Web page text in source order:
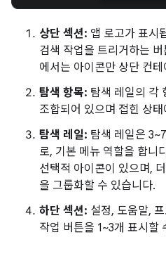
상단 섹션: 앱 로고가 표시
검색 작업을 트리거하는
에서는 아이콘만 상단 컨
탐색 항목: 탐색 레일의 각
조합되어 있으며 접힌 상
탐색 레일: 탐색 레일은
로, 기본 메뉴 역할을 합니
선택적 아이콘이 있으며,
을 그룹화할 수 있습니다.
하단 섹션: 설정, 도움말,
작업 버튼을 1~3개 표시할